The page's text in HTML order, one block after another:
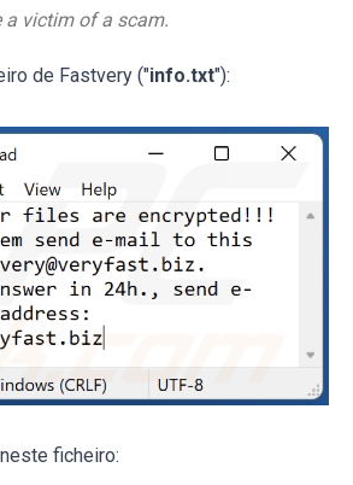
a victim of a scam.
de Fastvery ("info.txt"):
ficheiro: